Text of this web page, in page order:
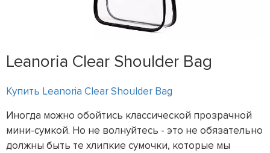
Leanoria Clear Shoulder Bag
Купить Leanoria Clear Shoulder Bag
Иногда можно обойтись классической прозрачной
мини-сумкой. Но не волнуйтесь - это не обязательно
должны быть те хлипкие сумочки, которые мы